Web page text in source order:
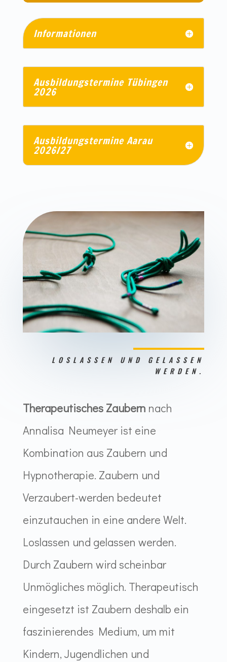
Informationen
Ausbildungstermine Tübingen
2026
Ausbildungstermine Aarau
2026/27
LOSLASSEN UND GELASSEN
WERDEN.
Therapeutisches Zaubern nach
Annalisa Neumeyer ist eine
Kombination aus Zaubern und
Hypnotherapie. Zaubern und
Verzaubert-werden bedeutet
einzutauchen in eine andere Welt.
Loslassen und gelassen werden.
Durch Zaubern wird scheinbar
Unmögliches möglich. Therapeutisch
eingesetzt ist Zaubern deshalb ein
faszinierendes Medium, um mit
Kindern, Jugendlichen und